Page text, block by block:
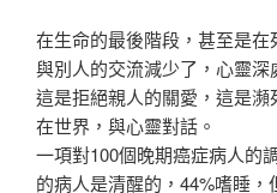
在生命的最後階段，甚至是
與別人的交流減少了，心靈
這是拒絕親人的關愛，這是
在世界，與心靈對話。
一項對100個晚期癌症病人的
的病人是清醒的，44%嗜睡